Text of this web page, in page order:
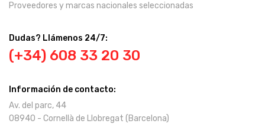
Proveedores y marcas nacionales seleccionadas
Dudas? Llámenos 24/7:
(+34) 608 33 20 30
Información de contacto:
Av. del parc, 44
08940 - Cornellà de Llobregat (Barcelona)